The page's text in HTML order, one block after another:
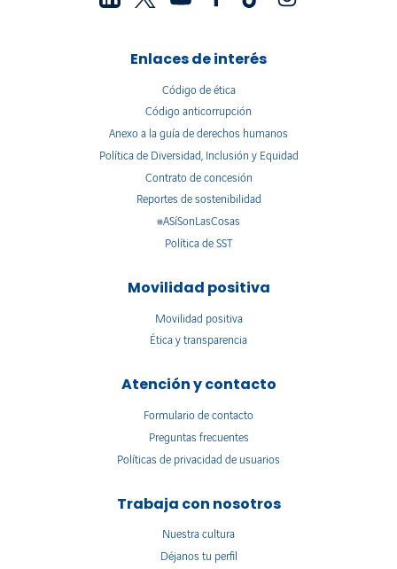
Enlaces de interés
Código de ética
Código anticorrupción
Anexo a la guía de derechos humanos
Política de Diversidad, Inclusión y Equidad
Contrato de concesión
Reportes de sostenibilidad
#ASíSonLasCosas
Política de SST
Movilidad positiva
Movilidad positiva
Ética y transparencia
Atención y contacto
Formulario de contacto
Preguntas frecuentes
Políticas de privacidad de usuarios
Trabaja con nosotros
Nuestra cultura
Déjanos tu perfil